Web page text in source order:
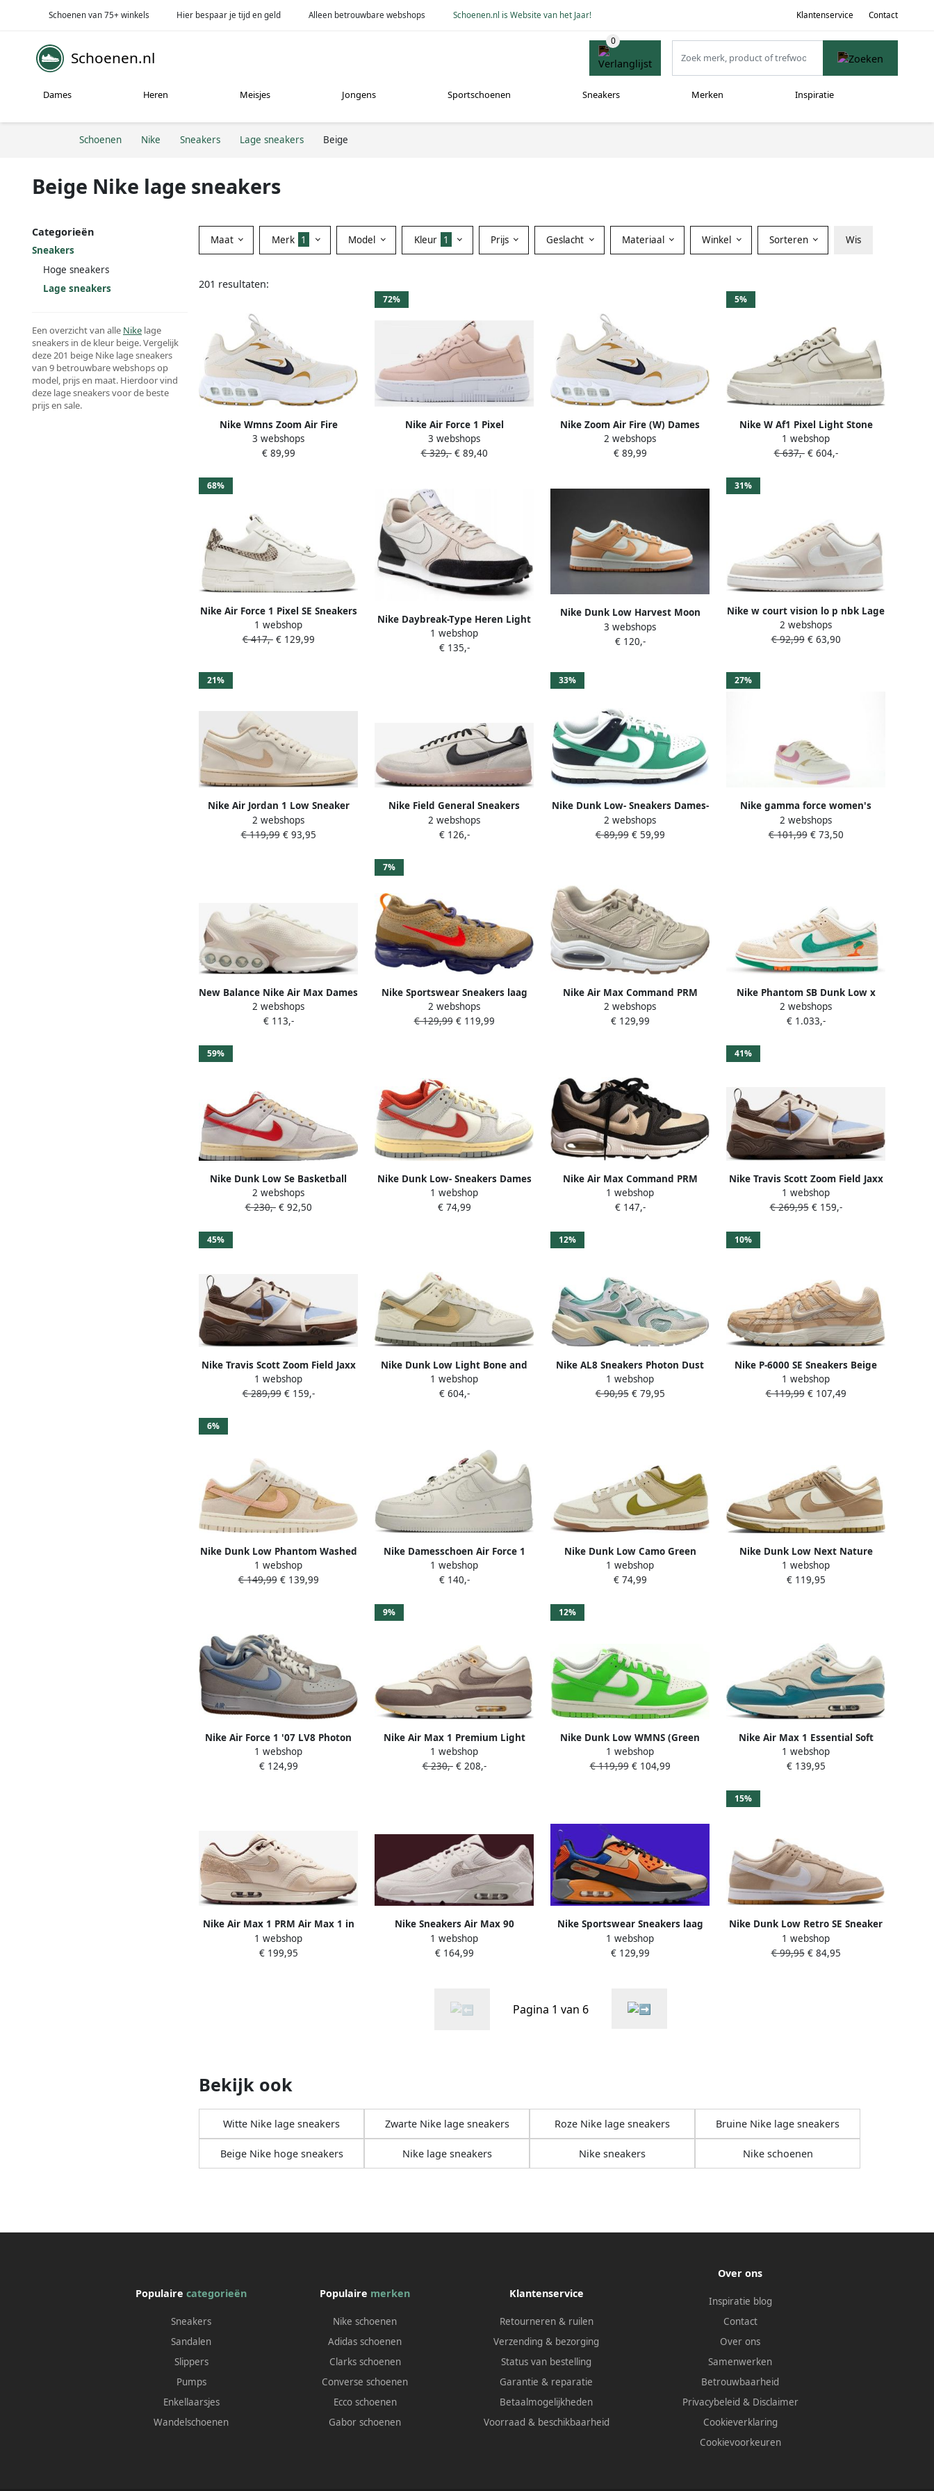
Schoenen van 75+ winkels Hier bespaar je tijd en geld Alleen betrouwbare webshops Schoenen.nl is Website van het Jaar! Klantenservice Contact
Schoenen.nl
Dames Heren Meisjes Jongens Sportschoenen Sneakers Merken Inspiratie
Schoenen Nike Sneakers Lage sneakers Beige
Beige Nike lage sneakers
Categorieën
Sneakers
Hoge sneakers
Lage sneakers
Een overzicht van alle Nike lage
sneakers in de kleur beige. Vergelijk
deze 201 beige Nike lage sneakers
van 9 betrouwbare webshops op
model, prijs en maat. Hierdoor vind
deze lage sneakers voor de beste
prijs en sale.
Maat Merk 1 Model Kleur 1 Prijs Geslacht Materiaal Winkel Sorteren Wis
201 resultaten:
Nike Wmns Zoom Air Fire
Running Schoenen orewood
brown obsidian sanddrift maat:
3 webshops
€ 89,99
72%
Nike Air Force 1 Pixel
Damesschoen Particle Beige
Black White Particle Beige
3 webshops
€ 329,-€ 89,40
Nike Zoom Air Fire (W) Dames
Sneakers Schoenen Beige DV1129
2 webshops
€ 89,99
5%
Nike W Af1 Pixel Light Stone
Light Bone Summit White
Schoenmaat 37 1 2 Sneakers
1 webshop
€ 637,-€ 604,-
68%
Nike Air Force 1 Pixel SE Sneakers
Sail Desert Sand-College Grey-
Malt
1 webshop
€ 417,-€ 129,99
Nike Daybreak-Type Heren Light
Orewood Brown White Black
Heren
1 webshop
€ 135,-
Nike Dunk Low Harvest Moon
(Women's) DD1503-114 HARVEST
MOON Schoenen
3 webshops
€ 120,-
31%
Nike w court vision lo p nbk Lage
sneakers dames Grijs
2 webshops
€ 92,99€ 63,90
21%
Nike Air Jordan 1 Low Sneaker
Wit Creme
2 webshops
€ 119,99€ 93,95
Nike Field General Sneakers
Unisex Orewood Zwart
2 webshops
€ 126,-
33%
Nike Dunk Low- Sneakers Dames-
Doos Zonder Deksel
2 webshops
€ 89,99€ 59,99
27%
Nike gamma force women's
shoes Casual low sportcas
schoen dam Zwart
2 webshops
€ 101,99€ 73,50
New Balance Nike Air Max Dames
Sneaker Wit Doos zonder deksel
2 webshops
€ 113,-
7%
Nike Sportswear Sneakers laag
'AIR VAPORMAX 2021 FK'
2 webshops
€ 129,99€ 119,99
Nike Air Max Command PRM
Dames Sneakers Beige LET OP!
Doos Zonder Deksel
2 webshops
€ 129,99
Nike Phantom SB Dunk Low x
Jarritos Sa werking Beige
2 webshops
€ 1.033,-
59%
Nike Dunk Low Se Basketball
Schoenen sail picante red photon
dust maat: 42.5 beschikbare
2 webshops
€ 230,-€ 92,50
Nike Dunk Low- Sneakers Dames
1 webshop
€ 74,99
Nike Air Max Command PRM
Bruin Beige Goud Sneakers
Dames
1 webshop
€ 147,-
41%
Nike Travis Scott Zoom Field Jaxx
Leche Blue Baroque Brown
HQ3072400 beige bruin blauw
1 webshop
€ 269,95€ 159,-
45%
Nike Travis Scott Zoom Field Jaxx
Leche Blue Baroque Brown
HQ3072400 beige bruin blauw
1 webshop
€ 289,99€ 159,-
Nike Dunk Low Light Bone and
Dark Stucco (W) FZ4341-100 beige
canvas khaki meerkleurig
1 webshop
€ 604,-
12%
Nike AL8 Sneakers Photon Dust
Cannon White Dames
1 webshop
€ 90,95€ 79,95
10%
Nike P-6000 SE Sneakers Beige
HF0015
1 webshop
€ 119,99€ 107,49
6%
Nike Dunk Low Phantom Washed
Coral Dames sneakers schoenen
herfst winter suede bruin creme
1 webshop
€ 149,99€ 139,99
Nike Damesschoen Air Force 1
Low Premium Light Bone- Dames
Light Bone
1 webshop
€ 140,-
Nike Dunk Low Camo Green
Beige Sneakers Unisex Doos
Zonder Deksel
1 webshop
€ 74,99
Nike Dunk Low Next Nature
Dames Sneakers Sail Parachute
Beige
1 webshop
€ 119,95
Nike Air Force 1 '07 LV8 Photon
Dust- Photon Dust
1 webshop
€ 124,99
9%
Nike Air Max 1 Premium Light
Bone- Light Bone
1 webshop
€ 230,-€ 208,-
12%
Nike Dunk Low WMNS (Green
Strike) Sneakers Unisex
1 webshop
€ 119,99€ 104,99
Nike Air Max 1 Essential Soft
Pearl- Soft Pearl
1 webshop
€ 139,95
Nike Air Max 1 PRM Air Max 1 in
beige formaten: 42.5
1 webshop
€ 199,95
Nike Sneakers Air Max 90
Phantom & Burgundy Crush
1 webshop
€ 164,99
Nike Sportswear Sneakers laag
'AIR MAX 90 DRIFT'
1 webshop
€ 129,99
15%
Nike Dunk Low Retro SE Sneaker
Beige Groen Wit- Limited edition
Doos zonder deksel
1 webshop
€ 99,95€ 84,95
Pagina 1 van 6
Bekijk ook
Witte Nike lage sneakers Zwarte Nike lage sneakers Roze Nike lage sneakers Bruine Nike lage sneakers
Beige Nike hoge sneakers Nike lage sneakers Nike sneakers Nike schoenen
Populairecategorieën
Sneakers
Sandalen
Slippers
Pumps
Enkellaarsjes
Wandelschoenen
Populaire merken
Nike schoenen
Adidas schoenen
Clarks schoenen
Converse schoenen
Ecco schoenen
Gabor schoenen
Klantenservice
Retourneren & ruilen
Verzending & bezorging
Status van bestelling
Garantie & reparatie
Betaalmogelijkheden
Voorraad & beschikbaarheid
Over ons
Inspiratie blog
Contact
Over ons
Samenwerken
Betrouwbaarheid
Privacybeleid & Disclaimer
Cookieverklaring
Cookievoorkeuren